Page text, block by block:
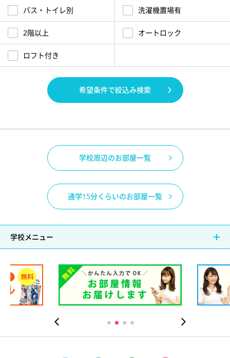
バス・トイレ別 洗濯機置場有
2階以上 オートロック
ロフト付き
希望条件で絞込み検索
学校周辺のお部屋一覧
通学15分くらいのお部屋一覧
学校メニュー